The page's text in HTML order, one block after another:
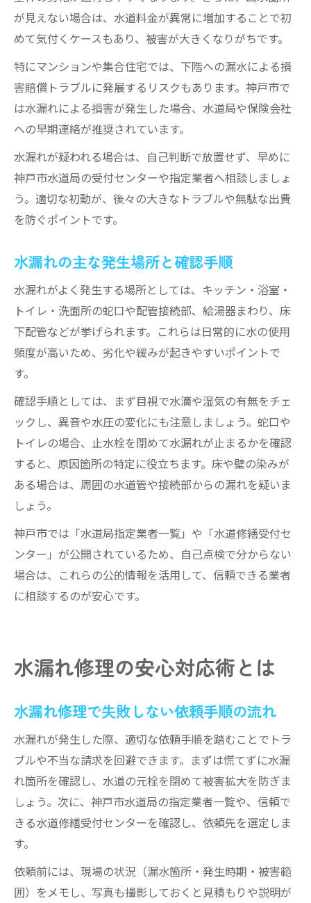
が見えない場合は、水道料金が異常に増加することで初
めて気付くケースもあり、被害が大きくなりがちです。
特にマンションや集合住宅では、下階への漏水による損
害賠償トラブルに発展するリスクもあります。神戸市で
は水漏れによる損害が発生した場合、水道局や保険会社
への早期連絡が推奨されています。
水漏れが疑われる場合は、自己判断で放置せず、早めに
神戸市水道局の受付センターや指定業者へ相談しましょ
う。適切な初動が、後々の大きなトラブルや無駄な出費
を防ぐポイントです。
水漏れの主な発生場所と確認手順
水漏れがよく発生する場所としては、キッチン・浴室・
トイレ・洗面所の蛇口や配管接続部、給湯器まわり、床
下配管などが挙げられます。これらは日常的に水の使用
頻度が高いため、劣化や緩みが起きやすいポイントで
す。
確認手順としては、まず目視で水滴や湿気の有無をチェ
ックし、異音や水圧の変化にも注意しましょう。蛇口や
トイレの場合、止水栓を閉めて水漏れが止まるかを確認
すると、原因箇所の特定に役立ちます。床や壁の染みが
ある場合は、周囲の水道管や接続部からの漏れを疑いま
しょう。
神戸市では「水道局指定業者一覧」や「水道修繕受付セ
ンター」が公開されているため、自己点検で分からない
場合は、これらの公的情報を活用して、信頼できる業者
に相談するのが安心です。
水漏れ修理の安心対応術とは
水漏れ修理で失敗しない依頼手順の流れ
水漏れが発生した際、適切な依頼手順を踏むことでトラ
ブルや不当な請求を回避できます。まずは慌てずに水漏
れ箇所を確認し、水道の元栓を閉めて被害拡大を防ぎま
しょう。次に、神戸市水道局の指定業者一覧や、信頼で
きる水道修繕受付センターを確認し、依頼先を選定しま
す。
依頼前には、現場の状況（漏水箇所・発生時期・被害範
囲）をメモし、写真も撮影しておくと見積もりや説明が